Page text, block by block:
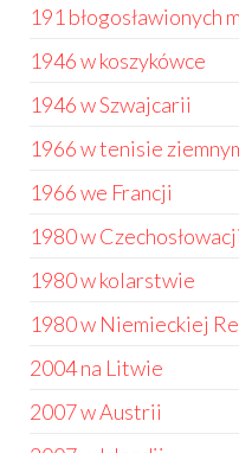
191 błogosławionych
1946 w koszykówce
1946 w Szwajcarii
1966 w tenisie
1966 we Francji
1980 w Czechosłowacji
1980 w kolarstwie
1980 w Niemieckiej
2004 na Litwie
2007 w Austrii